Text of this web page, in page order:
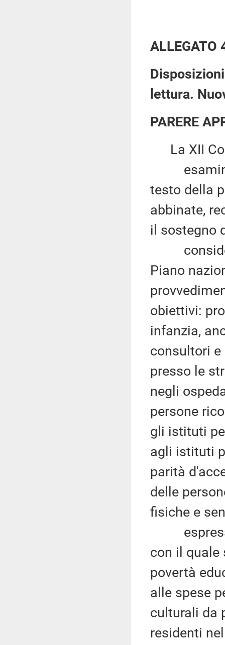
ALLEGATO
lettura.
PARERE
La XII
testo della
abbinate,
il sostegno
Piano
obiettivi:
infanzia,
consultori e
presso le
negli
persone
gli istituti
agli istituti
parità
delle
fisiche e
espresso
con il quale
povertà
alle spese
culturali da
residenti